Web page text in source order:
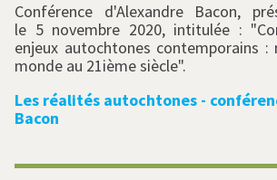
Conférence d'Alexandre Bacon,
le 5 novembre 2020, intitulée :
enjeux autochtones contemporains
monde au 21ième siècle".
Les réalités autochtones -
Bacon